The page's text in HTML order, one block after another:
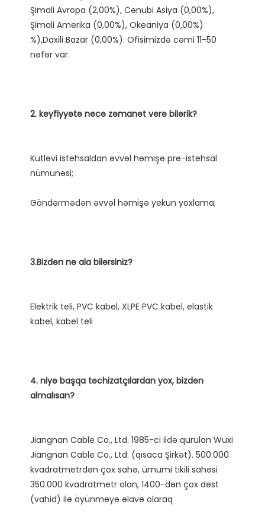
Şimali Avropa (2,00%), Cənubi Asiya (0,00%),
Şimali Amerika (0,00%), Okeaniya (0,00%)
%),Daxili Bazar (0,00%). Ofisimizdə cəmi 11-50
Kütləvi istehsaldan əvvəl həmişə pre-istehsal
Elektrik teli, PVC kabel, XLPE PVC kabel, elastik
4. niyə başqa təchizatçılardan yox, bizdən
Jiangnan Cable Co., Ltd. 1985-ci ildə qurulan Wuxi
Jiangnan Cable Co., Ltd. (qısaca Şirkət). 500.000
kvadratmetrdən çox sahə, ümumi tikili sahəsi
350.000 kvadratmetr olan, 1400-dən çox dəst